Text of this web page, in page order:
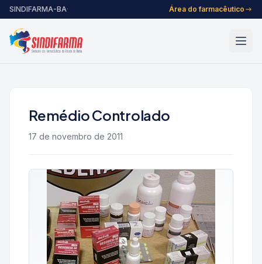
Pular para o conteúdo
SINDIFARMA-BA· Área do farmacêutico
Remédio Controlado
17 de novembro de 2011